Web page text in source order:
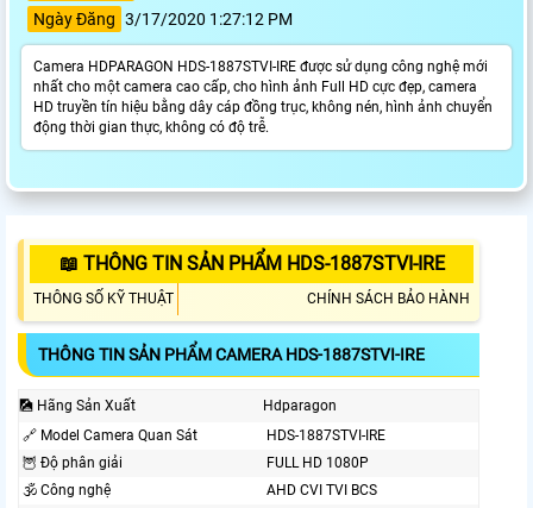
Ngày Đăng 3/17/2020 1:27:12 PM
Camera HDPARAGON HDS-1887STVI-IRE được sử dụng công nghệ mới
nhất cho một camera cao cấp, cho hình ảnh Full HD cực đẹp, camera
HD truyền tín hiệu bằng dây cáp đồng trục, không nén, hình ảnh chuyển
động thời gian thực, không có độ trễ.
📖 THÔNG TIN SẢN PHẨM HDS-1887STVI-IRE
THÔNG SỐ KỸ THUẬT CHÍNH SÁCH BẢO HÀNH
THÔNG TIN SẢN PHẨM CAMERA HDS-1887STVI-IRE
🎑 Hãng Sản Xuất
Hdparagon
🔗 Model Camera Quan Sát
HDS-1887STVI-IRE
🦉 Độ phân giải
FULL HD 1080P
🕉️ Công nghệ
AHD CVI TVI BCS